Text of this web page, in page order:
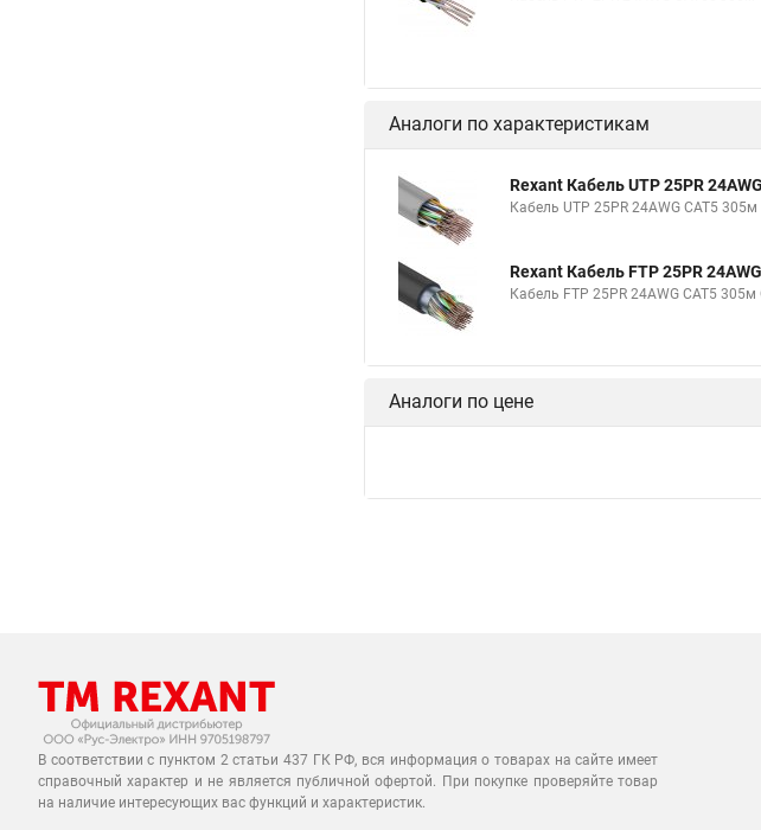
Аналоги по характеристикам
Rexant Кабель UTP 25PR
Кабель UTP 25PR 24AWG CAT5 305м
Rexant Кабель FTP 25PR
Кабель FTP 25PR 24AWG CAT5 305м
Аналоги по цене
В соответствии с пунктом 2 статьи 437 ГК РФ, вся информация о товарах на сайте имеет
справочный характер и не является публичной офертой. При покупке проверяйте товар
на наличие интересующих вас функций и характеристик.